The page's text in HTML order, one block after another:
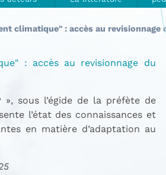
climatique" : accès au
: accès au revisionnage du
sous l’égide de la préfète de
l’état des connaissances et
en matière d’adaptation au